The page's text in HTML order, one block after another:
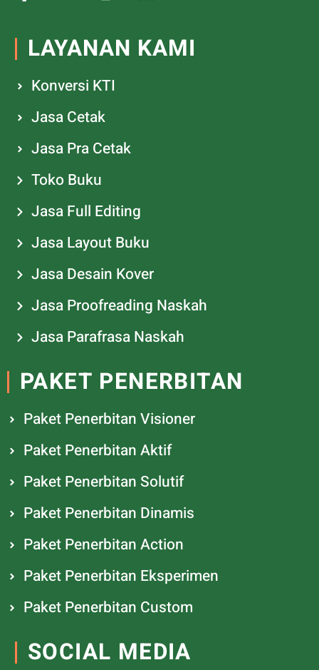
LAYANAN KAMI
Konversi KTI
Jasa Cetak
Jasa Pra Cetak
Toko Buku
Jasa Full Editing
Jasa Layout Buku
Jasa Desain Kover
Jasa Proofreading Naskah
Jasa Parafrasa Naskah
PAKET PENERBITAN
Paket Penerbitan Visioner
Paket Penerbitan Aktif
Paket Penerbitan Solutif
Paket Penerbitan Dinamis
Paket Penerbitan Action
Paket Penerbitan Eksperimen
Paket Penerbitan Custom
SOCIAL MEDIA